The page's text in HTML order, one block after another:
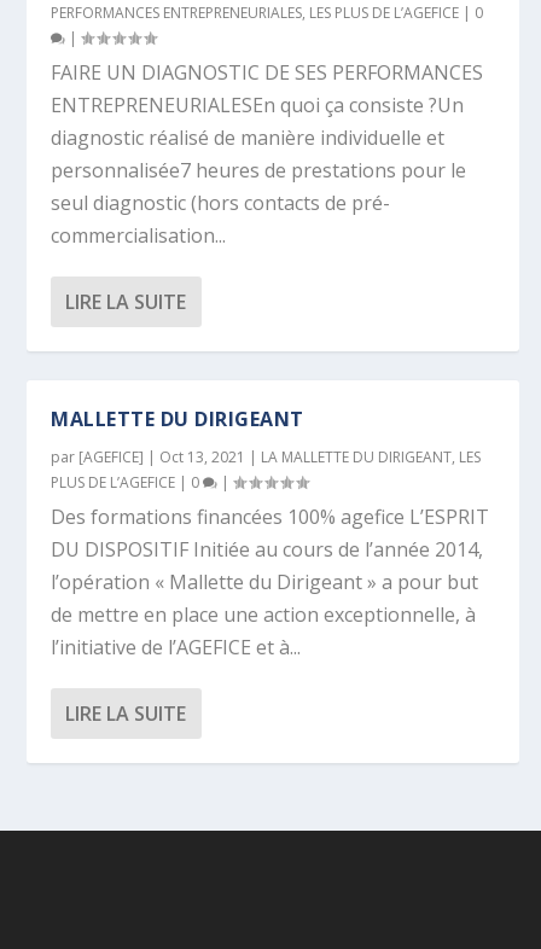
PERFORMANCES ENTREPRENEURIALES, LES PLUS DE L’AGEFICE | 0
|
FAIRE UN DIAGNOSTIC DE SES PERFORMANCES
ENTREPRENEURIALESEn quoi ça consiste ?Un
diagnostic réalisé de manière individuelle et
personnalisée7 heures de prestations pour le
seul diagnostic (hors contacts de pré-
commercialisation...
LIRE LA SUITE
MALLETTE DU DIRIGEANT
par [AGEFICE] | Oct 13, 2021 | LA MALLETTE DU DIRIGEANT, LES
PLUS DE L’AGEFICE | 0 |
Des formations financées 100% agefice L’ESPRIT
DU DISPOSITIF Initiée au cours de l’année 2014,
l’opération « Mallette du Dirigeant » a pour but
de mettre en place une action exceptionnelle, à
l’initiative de l’AGEFICE et à...
LIRE LA SUITE